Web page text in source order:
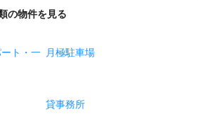
の物件を見る
ト・一 月極駐車場
貸事務所